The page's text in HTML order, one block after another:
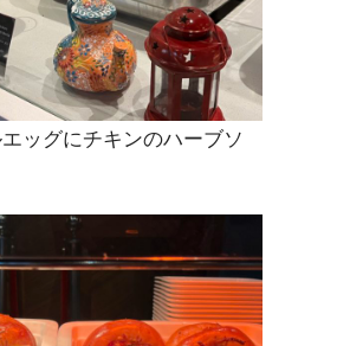
ッグにチキンのハーブソ